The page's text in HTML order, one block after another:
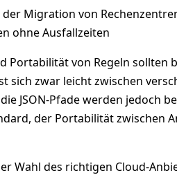
Migration von
ohne Ausfallzeiten
Portabilität von Regeln sollten
sich zwar leicht zwischen
JSON-Pfade werden jedoch
der Portabilität zwischen
Wahl des richtigen Cloud-